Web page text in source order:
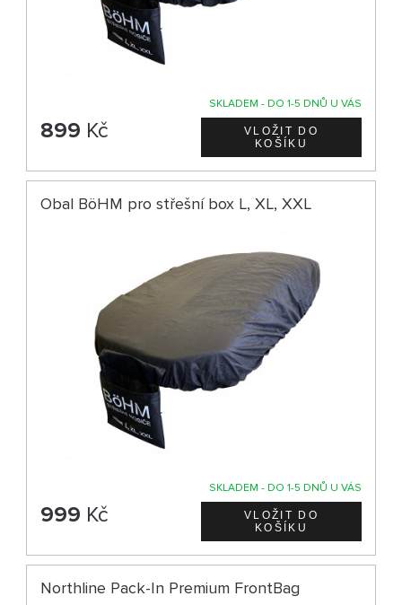
SKLADEM - DO 1-5 DNŮ U VÁS
899 Kč
Obal BöHM pro střešní box L, XL, XXL
SKLADEM - DO 1-5 DNŮ U VÁS
999 Kč
Northline Pack-In Premium FrontBag